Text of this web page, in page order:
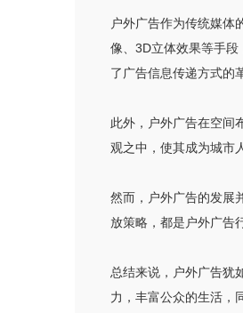
户外广告作为传统媒体
像、3D立体效果等手
了广告信息传递方式的
此外，户外广告在空间
观之中，使其成为城市
然而，户外广告的发展
放策略，都是户外广告
总结来说，户外广告犹
力，丰富公众的生活，